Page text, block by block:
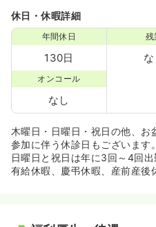
休日・休暇詳細
年間休日
130日
残
な
オンコール
なし
木曜日・日曜日・祝日の他、お
参加に伴う休診日もございます。
日曜日と祝日は年に3回～4回出
有給休暇、慶弔休暇、産前産後